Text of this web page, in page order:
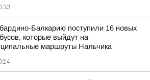
Балкарию поступили 16 новых
которые выйдут на
маршруты Нальчика